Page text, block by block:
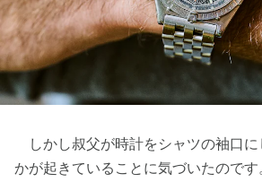
しかし叔父が時計をシャツの袖口に
かが起きていることに気づいたので